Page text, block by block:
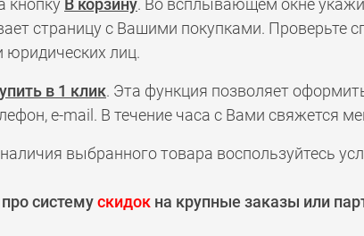
В корзину. Во всплывающем окне
страницу с Вашими покупками. Проверьте
юридических лиц.
в 1 клик. Эта функция позволяет
e-mail. В течение часа с Вами свяжется
выбранного товара воспользуйтесь
системускидок на крупные заказы или